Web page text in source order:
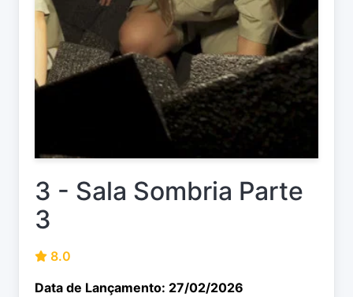
3 - Sala Sombria Parte
3
8.0
Data de Lançamento: 27/02/2026